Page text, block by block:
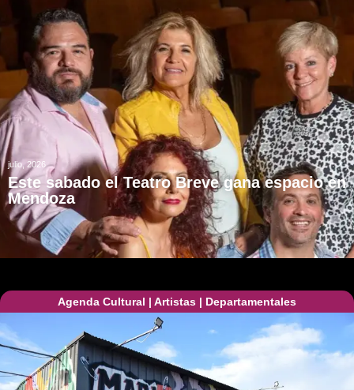
julio, 2026
Este sabado el Teatro Breve gana espacio en
Mendoza
Agenda Cultural | Artistas | Departamentales